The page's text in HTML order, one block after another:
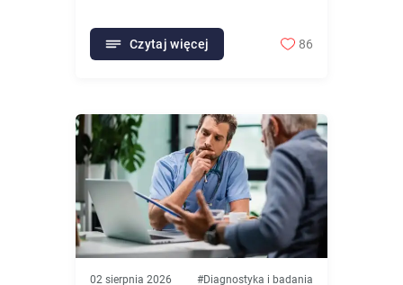
Czytaj więcej 86
02 sierpnia 2026 #Diagnostyka i badania